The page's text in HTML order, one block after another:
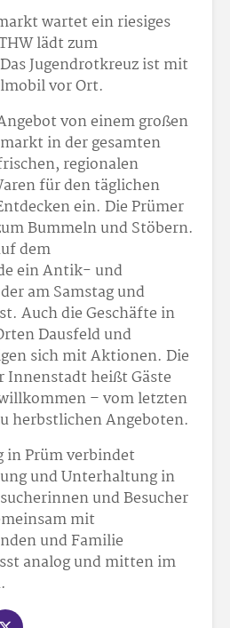
wartet ein riesiges
lädt zum
Jugendrotkreuz ist mit
vor Ort.
von einem großen
in der gesamten
regionalen
für den täglichen
ein. Die Prümer
Bummeln und Stöbern.
dem
ein Antik- und
am Samstag und
Auch die Geschäfte in
Dausfeld und
sich mit Aktionen. Die
Innenstadt heißt Gäste
– vom letzten
herbstlichen Angeboten.
in Prüm verbindet
und Unterhaltung in
und Besucher
mit
und Familie
analog und mitten im